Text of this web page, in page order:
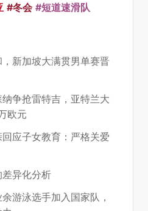
#冬会 #短道速滑队
新加坡大满贯男单赛晋
争抢雷特吉，亚特兰大
欧元
应子女教育：严格关爱
异化分析
游泳选手加入国家队，